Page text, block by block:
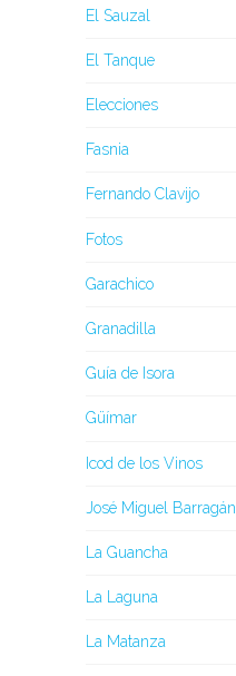
El Sauzal
El Tanque
Elecciones
Fasnia
Fernando Clavijo
Fotos
Garachico
Granadilla
Guía de Isora
Güímar
Icod de los Vinos
José Miguel Barragán
La Guancha
La Laguna
La Matanza